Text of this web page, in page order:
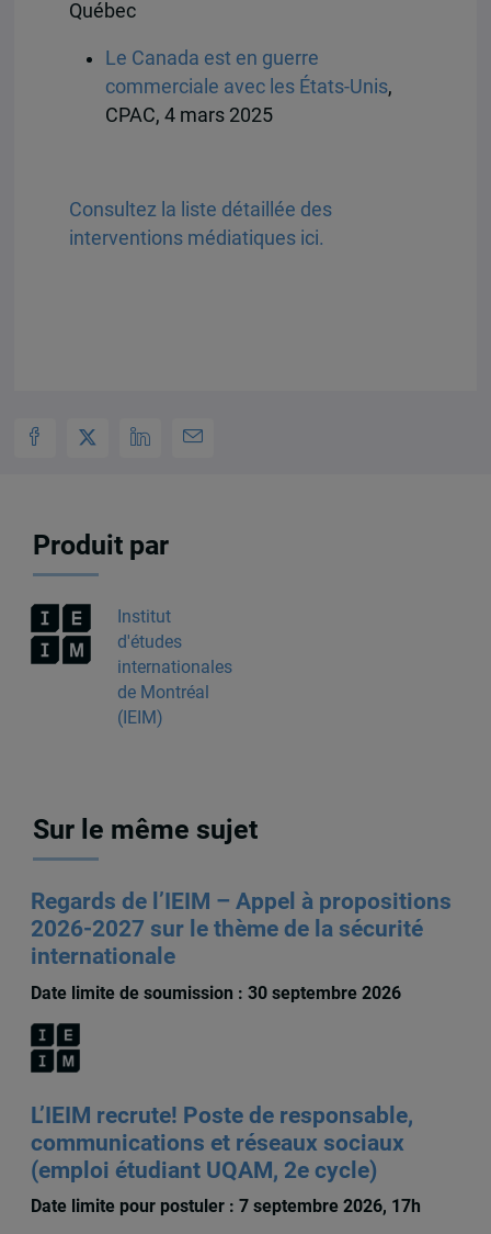
Québec
Le Canada est en guerre
commerciale avec les États-Unis,
CPAC, 4 mars 2025
Consultez la liste détaillée des
interventions médiatiques ici.
Produit par
Institut
d'études
internationales
de Montréal
(IEIM)
Sur le même sujet
Regards de l’IEIM – Appel à propositions
2026-2027 sur le thème de la sécurité
internationale
Date limite de soumission : 30 septembre 2026
L’IEIM recrute! Poste de responsable,
communications et réseaux sociaux
(emploi étudiant UQAM, 2e cycle)
Date limite pour postuler : 7 septembre 2026, 17h